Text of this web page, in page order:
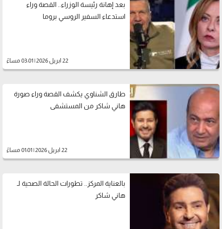
بعد إهانة رئيسة الوزراء.. القصة وراء
استدعاء السفير الروسي بروما
22 ابريل 2026 | 03:01 مساءً
طارق الشناوي يكشف القصة وراء صورة
هاني شاكر من المستشفى
22 ابريل 2026 | 01:01 مساءً
بالعناية المركز.. تطورات الحالة الصحية لـ
هاني شاكر